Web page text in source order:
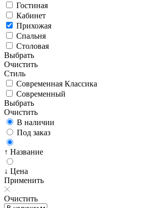
Гостиная
Кабинет
Прихожая
Спальня
Столовая
Выбрать
Очистить
Стиль
Современная Классика
Современный
Выбрать
Очистить
В наличии
Под заказ
↑ Название
↓ Цена
Применить
Очистить